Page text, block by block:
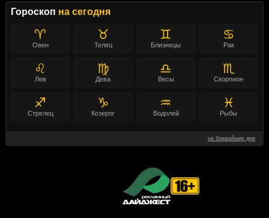
Гороскоп на сегодня
♈
Овен
♉
Телец
♊
Близнецы
♋
Рак
♌
Лев
♍
Дева
♎
Весы
♏
Скорпион
♐
Стрелец
♑
Козерог
♒
Водолей
♓
Рыбы
на ближайшие дни